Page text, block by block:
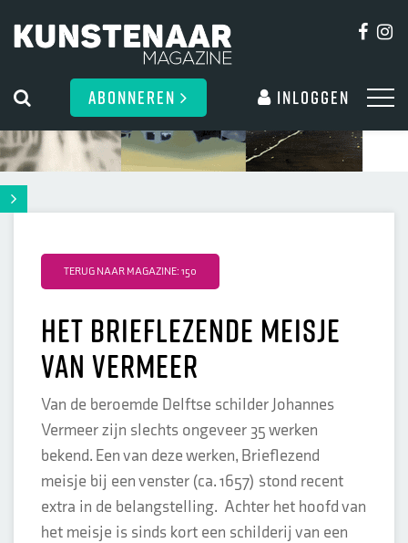
ABONNEREN Inloggen
TERUG NAAR MAGAZINE: 150
Het Brieflezende meisje
van Vermeer
Van de beroemde Delftse schilder Johannes
Vermeer zijn slechts ongeveer 35 werken
bekend. Een van deze werken, Brieflezend
meisje bij een venster (ca. 1657) stond recent
extra in de belangstelling. Achter het hoofd van
het meisje is sinds kort een schilderij van een